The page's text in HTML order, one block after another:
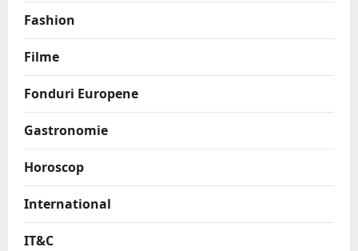
Fashion
Filme
Fonduri Europene
Gastronomie
Horoscop
International
IT&C